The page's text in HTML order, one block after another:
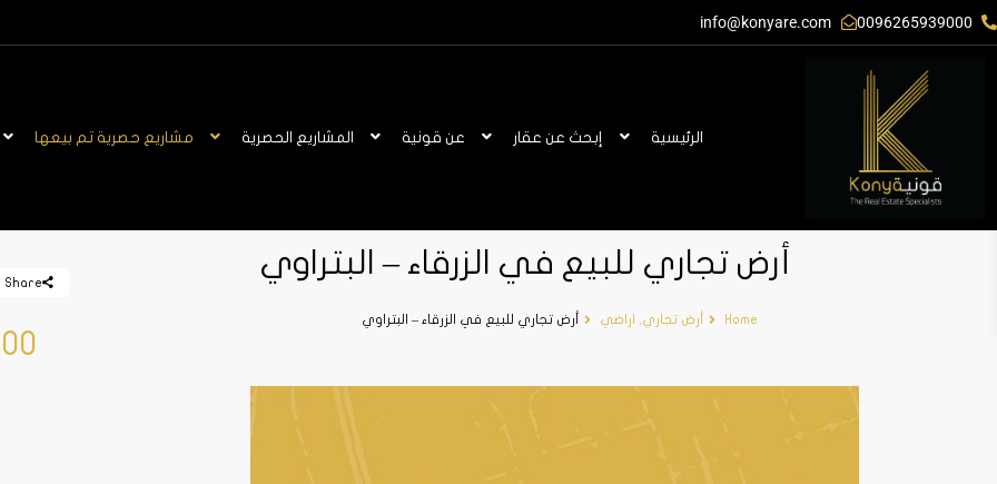
0096265939000
info@konyare.com
الرئيسية إبحث عن عقار عن قونية المشاريع الحصرية مشاريع حصرية تم بيعها
أرض تجاري للبيع في الزرقاء – البتراوي
Home أرض تجاري اراضي أرض تجاري للبيع في الزرقاء – البتراوي
Share